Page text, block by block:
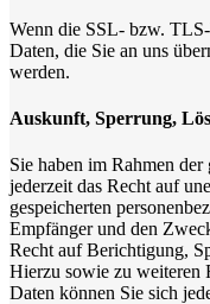
Wenn die SSL- bzw.
Daten, die Sie an uns
werden.
Auskunft, Sperrung,
Sie haben im Rahmen
jederzeit das Recht auf
gespeicherten
Empfänger und den
Recht auf Berichtigung,
Hierzu sowie zu weiteren
Daten können Sie sich